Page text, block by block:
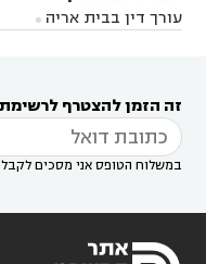
אונו
עורך דין בבת ים
דין בשוהם 
בבאר יעקב
עורך דין
עורך דין בבית אריה 
זה הזמן להצטרף
במשלוח הטופס אני מסכים